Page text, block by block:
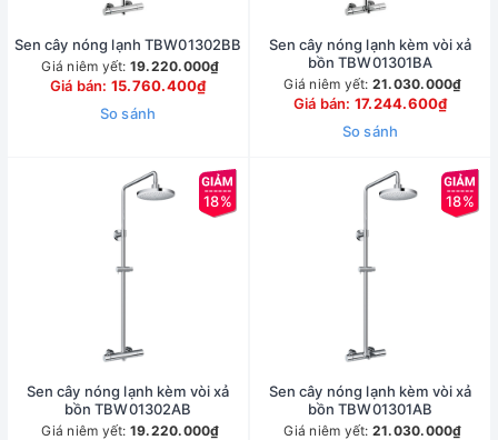
Sen cây nóng lạnh TBW01302BB
Giá niêm yết: 19.220.000₫
Giá bán: 15.760.400₫
So sánh
Sen cây nóng lạnh kèm vòi xả
bồn TBW01301BA
Giá niêm yết: 21.030.000₫
Giá bán: 17.244.600₫
So sánh
18%
Sen cây nóng lạnh kèm vòi xả
bồn TBW01302AB
Giá niêm yết: 19.220.000₫
18%
Sen cây nóng lạnh kèm vòi xả
bồn TBW01301AB
Giá niêm yết: 21.030.000₫